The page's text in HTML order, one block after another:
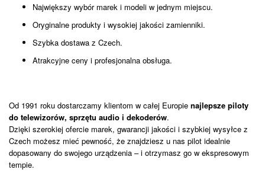
Największy wybór marek i modeli w jednym miejscu.
Oryginalne produkty i wysokiej jakości zamienniki.
Szybka dostawa z Czech.
Atrakcyjne ceny i profesjonalna obsługa.
Od 1991 roku dostarczamy klientom w całej Europie najlepsze piloty
do telewizorów, sprzętu audio i dekoderów.
Dzięki szerokiej ofercie marek, gwarancji jakości i szybkiej wysyłce z
Czech możesz mieć pewność, że znajdziesz u nas pilot idealnie
dopasowany do swojego urządzenia – i otrzymasz go w ekspresowym
tempie.